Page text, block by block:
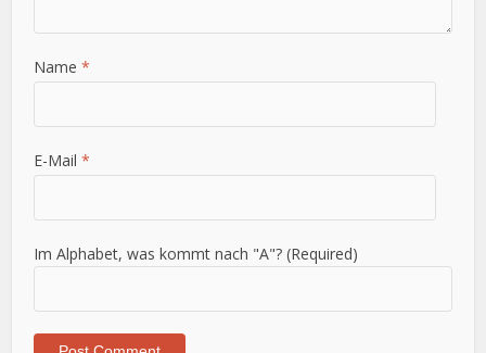
Name*
E-Mail*
Im Alphabet, was kommt nach "A"? (Required)